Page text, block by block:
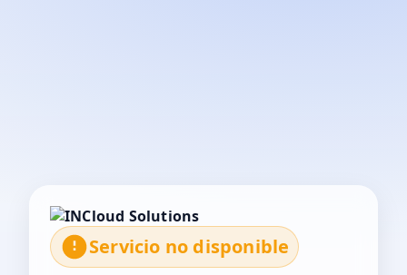
Servicio no disponible